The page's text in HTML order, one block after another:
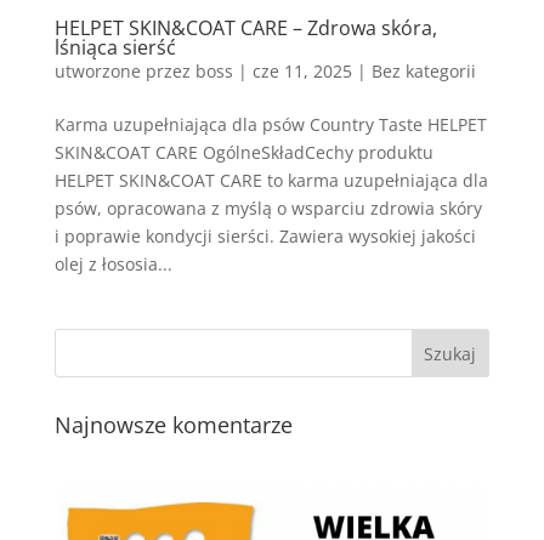
HELPET SKIN&COAT CARE – Zdrowa skóra,
lśniąca sierść
utworzone przez boss | cze 11, 2025| Bez kategorii
Karma uzupełniająca dla psów Country Taste HELPET
SKIN&COAT CARE OgólneSkładCechy produktu
HELPET SKIN&COAT CARE to karma uzupełniająca dla
psów, opracowana z myślą o wsparciu zdrowia skóry
i poprawie kondycji sierści. Zawiera wysokiej jakości
olej z łososia...
Najnowsze komentarze